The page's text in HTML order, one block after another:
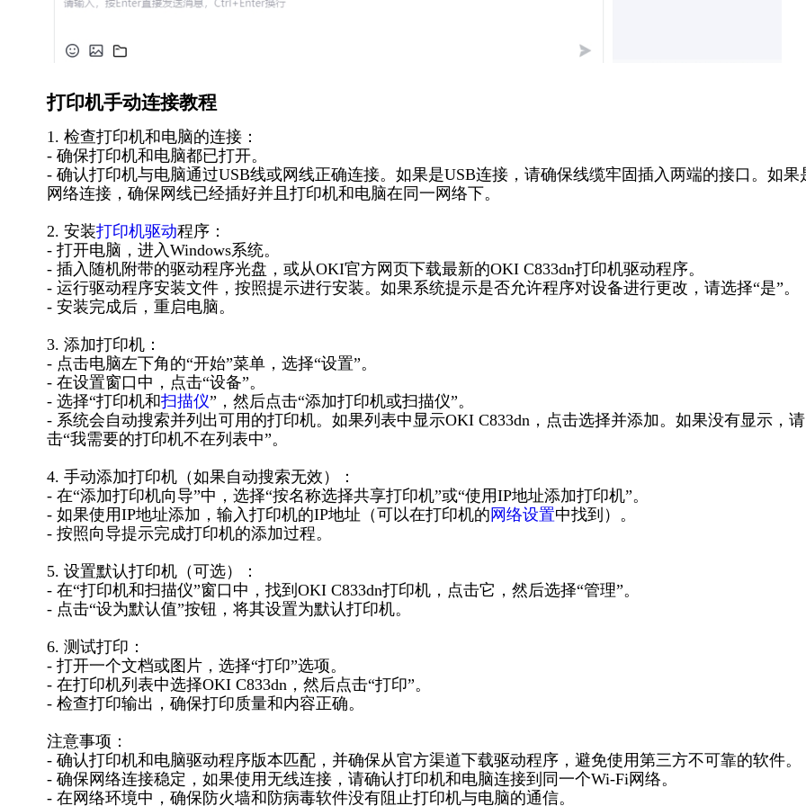
打印机手动连接教程
1. 检查打印机和电脑的连接：
- 确保打印机和电脑都已打开。
- 确认打印机与电脑通过USB线或网线正确连接。如果是USB连接，请确保线缆牢固插入两端的接口。如果
网络连接，确保网线已经插好并且打印机和电脑在同一网络下。
2. 安装打印机驱动程序：
- 打开电脑，进入Windows系统。
- 插入随机附带的驱动程序光盘，或从OKI官方网页下载最新的OKI C833dn打印机驱动程序。
- 运行驱动程序安装文件，按照提示进行安装。如果系统提示是否允许程序对设备进行更改，请选择“是”。
- 安装完成后，重启电脑。
3. 添加打印机：
- 点击电脑左下角的“开始”菜单，选择“设置”。
- 在设置窗口中，点击“设备”。
- 选择“打印机和扫描仪”，然后点击“添加打印机或扫描仪”。
- 系统会自动搜索并列出可用的打印机。如果列表中显示OKI C833dn，点击选择并添加。如果没有显示，
击“我需要的打印机不在列表中”。
4. 手动添加打印机（如果自动搜索无效）：
- 在“添加打印机向导”中，选择“按名称选择共享打印机”或“使用IP地址添加打印机”。
- 如果使用IP地址添加，输入打印机的IP地址（可以在打印机的 网络设置中找到）。
- 按照向导提示完成打印机的添加过程。
5. 设置默认打印机（可选）：
- 在“打印机和扫描仪”窗口中，找到OKI C833dn打印机，点击它，然后选择“管理”。
- 点击“设为默认值”按钮，将其设置为默认打印机。
6. 测试打印：
- 打开一个文档或图片，选择“打印”选项。
- 在打印机列表中选择OKI C833dn，然后点击“打印”。
- 检查打印输出，确保打印质量和内容正确。
注意事项：
- 确认打印机和电脑驱动程序版本匹配，并确保从官方渠道下载驱动程序，避免使用第三方不可靠的软件。
- 确保网络连接稳定，如果使用无线连接，请确认打印机和电脑连接到同一个Wi-Fi网络。
- 在网络环境中，确保防火墙和防病毒软件没有阻止打印机与电脑的通信。